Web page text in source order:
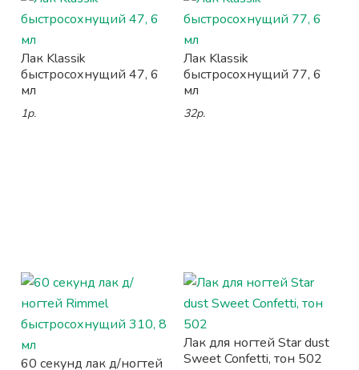
Лак Klassik
быстросохнущий 47, 6
мл
1р.
Лак Klassik
быстросохнущий 77, 6
мл
32р.
60 секунд лак д/ногтей
Лак для ногтей Star dust
Sweet Confetti, тон 502